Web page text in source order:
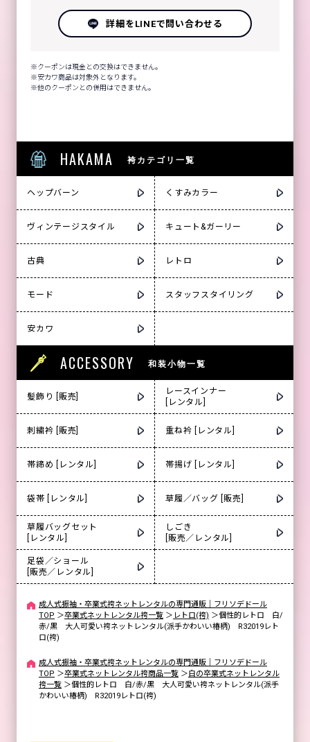
詳細をLINEで問い合わせる
クーポンは現金との交換はできません。
安カワ商品は対象外となります。
他のクーポンとの併用はできません。
HAKAMA 袴カテゴリ一覧
ヘップバーン くすみカラー
ヴィンテージスタイル キュート&ガーリー
古典 レトロ
モード スタッフスタイリング
安カワ
ACCESSORY 和装小物一覧
髪飾り [販売]
レースインナー
[レンタル]
刺繍衿 [販売] 重ね衿 [レンタル]
帯締め [レンタル] 帯揚げ [レンタル]
袋帯 [レンタル] 草履／バッグ [販売]
草履バッグセット
[レンタル]
しごき
[販売／レンタル]
足袋／ショール
[販売／レンタル]
成人式振袖・卒業式袴ネットレンタルの専門通販｜フリソデドール
TOP ＞卒業式ネットレンタル袴一覧 ＞ レトロ(袴) ＞個性的レトロ 白/
赤/黒 大人可愛い袴ネットレンタル(派手かわいい椿柄) R32019レト
ロ(袴)
成人式振袖・卒業式袴ネットレンタルの専門通販｜フリソデドール
TOP ＞卒業式ネットレンタル袴商品一覧 ＞白の卒業式ネットレンタル
袴一覧 ＞個性的レトロ 白/赤/黒 大人可愛い袴ネットレンタル(派手
かわいい椿柄) R32019レトロ(袴)